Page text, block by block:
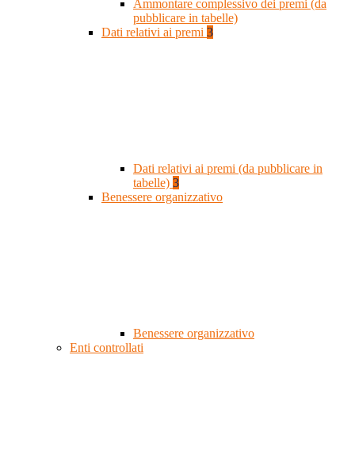
Ammontare complessivo dei premi (da
pubblicare in tabelle)
Dati relativi ai premi 3
Dati relativi ai premi (da pubblicare in
tabelle) 3
Benessere organizzativo
Benessere organizzativo
Enti controllati